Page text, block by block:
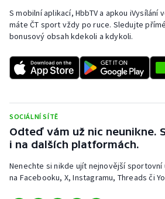
Rychlobruslení
Short track
Sportovní střelba
Stolní tenis
Triatlon
S mobilní aplikací, HbbTV a apkou
máte ČT sport vždy po ruce. Sledujte
bonusový obsah kdekoli a kdykoli.
SOCIÁLNÍ SÍTĚ
Odteď vám už nic neunikne.
i na dalších platformách.
Nenechte si nikde ujít nejnovější sportovní
na Facebooku, X, Instagramu, Threads či